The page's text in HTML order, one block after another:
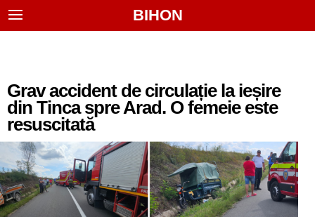
BIHON
Grav accident de circulație la ieșire
din Tinca spre Arad. O femeie este
resuscitată